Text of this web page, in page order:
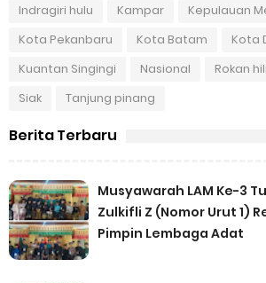
Indragiri hulu
Kampar
Kepulauan
Kota Pekanbaru
Kota Batam
Kota
Kuantan Singingi
Nasional Rokan
Siak
Tanjung pinang
Berita Terbaru
Musyawarah LAM Ke-3
Zulkifli Z (Nomor Urut 1)
Pimpin Lembaga Adat